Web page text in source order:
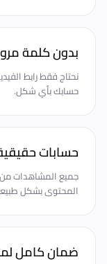
بدون كلمة
نحتاج فقط رابط
حسابك بأي شكل.
حسابات
جميع المشاهدات من
المحتوى بشكل
ضمان كامل